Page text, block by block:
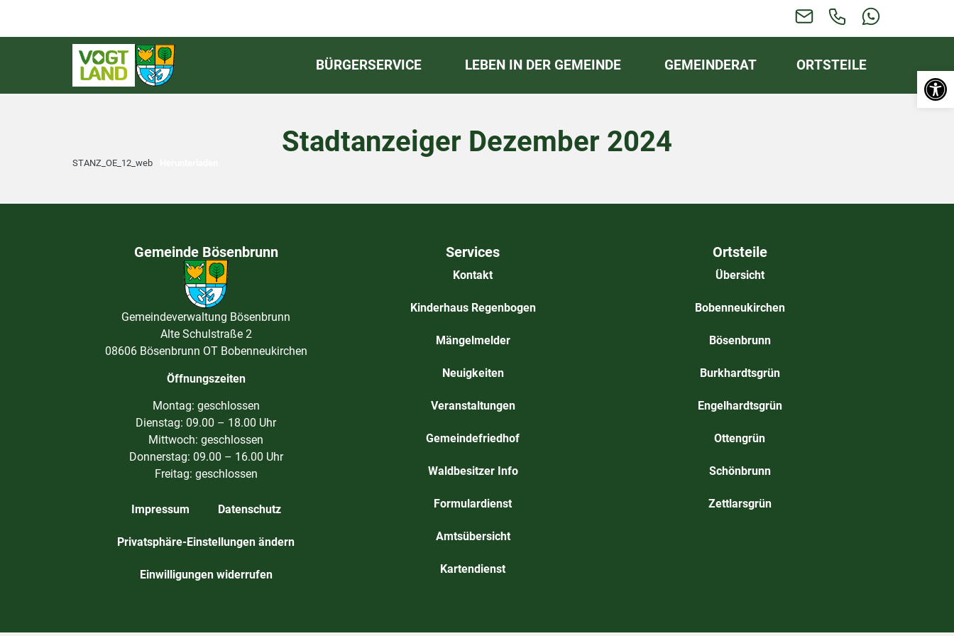
BÜRGERSERVICE LEBEN IN DER GEMEINDE GEMEINDERAT ORTSTEILE
Stadtanzeiger Dezember 2024
STANZ_OE_12_web
Gemeinde Bösenbrunn
Gemeindeverwaltung Bösenbrunn
Alte Schulstraße 2
08606 Bösenbrunn OT Bobenneukirchen
Öffnungszeiten
Montag: geschlossen
Dienstag: 09.00 – 18.00 Uhr
Mittwoch: geschlossen
Donnerstag: 09.00 – 16.00 Uhr
Freitag: geschlossen
Impressum Datenschutz
Privatsphäre-Einstellungen ändern
Einwilligungen widerrufen
Services
Kontakt
Kinderhaus Regenbogen
Mängelmelder
Neuigkeiten
Veranstaltungen
Gemeindefriedhof
Waldbesitzer Info
Formulardienst
Amtsübersicht
Kartendienst
Ortsteile
Übersicht
Bobenneukirchen
Bösenbrunn
Burkhardtsgrün
Engelhardtsgrün
Ottengrün
Schönbrunn
Zettlarsgrün